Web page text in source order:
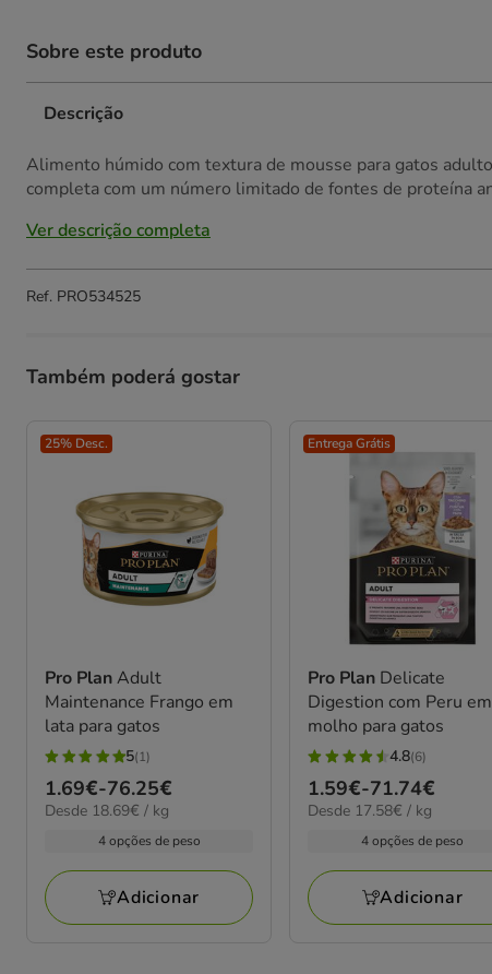
Sobre este produto
Descrição
Alimento húmido com textura de mousse para gatos
completa com um número limitado de fontes de proteína
Ver descrição completa
Ref. PRO534525
Também poderá gostar
25% Desc.
Pro PlanAdult
Maintenance Frango em
lata para gatos
5
estrelas
com
avaliações
5(1)
Preço
de
76.25€
1.69€-76.25€
18.69€
Desde 18.69€ / kg
4 opções de peso
Adicionar
Entrega Grátis
Pro Plan Delicate
Digestion com Peru em
molho para gatos
4.8
estrelas
com
avaliações
4.8(6)
Preço
de
71.74€
1.59€-71.74€
17.58€
Desde 17.58€ / kg
4 opções de peso
Adicionar